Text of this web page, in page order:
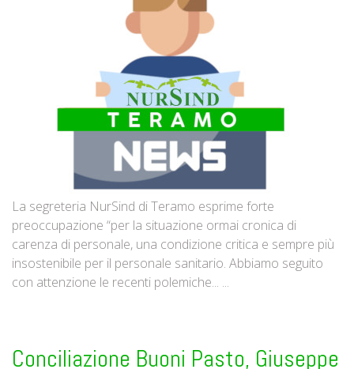
La segreteria NurSind di Teramo esprime forte
preoccupazione “per la situazione ormai cronica di
carenza di personale, una condizione critica e sempre più
insostenibile per il personale sanitario. Abbiamo seguito
con attenzione le recenti polemiche... ...
Conciliazione Buoni Pasto, Giuseppe